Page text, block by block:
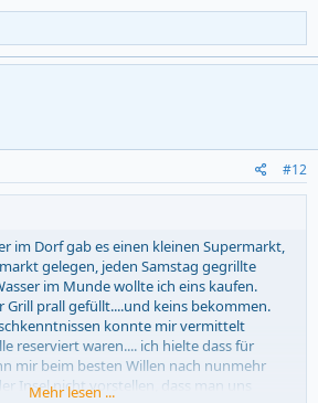
#12
im Dorf gab es einen kleinen Supermarkt,
gelegen, jeden Samstag gegrillte
im Munde wollte ich eins kaufen.
Grill prall gefüllt....und keins bekommen.
konnte mir vermittelt
reserviert waren.... ich hielte dass für
mir beim besten Willen nach nunmehr
Insel nicht vorstellen, dass man uns
Mehr lesen ...